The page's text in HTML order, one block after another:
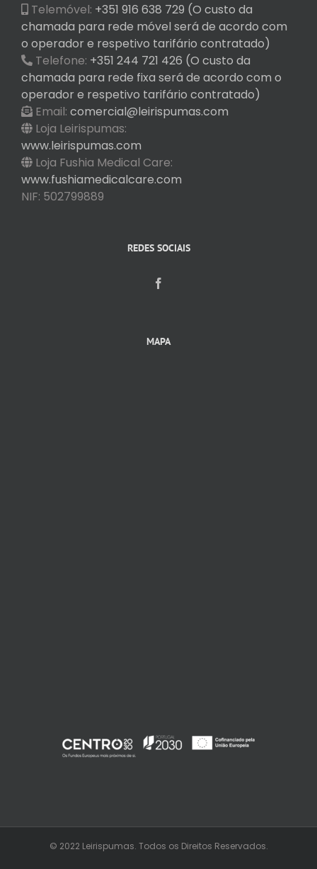
Telemóvel: +351 916 638 729 (O custo da
chamada para rede móvel será de acordo com
o operador e respetivo tarifário contratado)
Telefone: +351 244 721 426 (O custo da
chamada para rede fixa será de acordo com o
operador e respetivo tarifário contratado)
Email: comercial@leirispumas.com
Loja Leirispumas:
www.leirispumas.com
Loja Fushia Medical Care:
www.fushiamedicalcare.com
NIF: 502799889
REDES SOCIAIS
MAPA
© 2022 Leirispumas. Todos os Direitos Reservados.